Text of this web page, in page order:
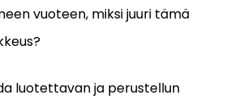
vuoteen, miksi juuri tämä
luotettavan ja perustellun